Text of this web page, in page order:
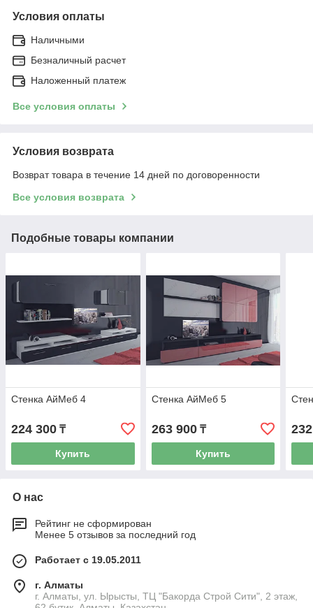
Условия оплаты
Наличными
Безналичный расчет
Наложенный платеж
Все условия оплаты
Условия возврата
Возврат товара в течение 14 дней по договоренности
Все условия возврата
Подобные товары компании
Стенка АйМеб 4
224 300 ₸
Купить
Стенка АйМеб 5
263 900₸
Купить
О нас
Рейтинг не сформирован
Менее 5 отзывов за последний год
Работает с 19.05.2011
г. Алматы
г. Алматы, ул. Ырысты, ТЦ "Бакорда Строй Сити", 2 этаж,